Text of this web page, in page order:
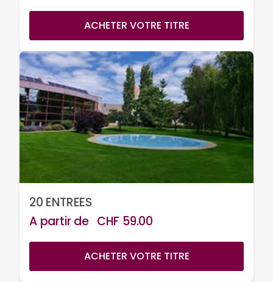
ACHETER VOTRE TITRE
20 ENTREES
A partir de CHF 59.00
ACHETER VOTRE TITRE